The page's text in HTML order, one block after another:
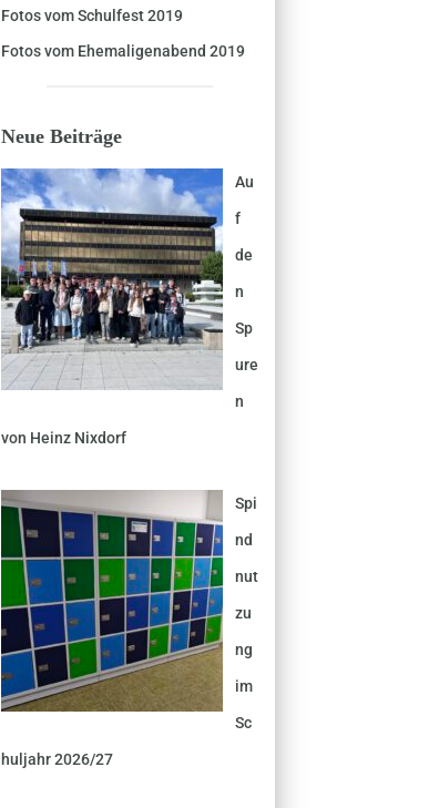
Fotos vom Schulfest 2019
Fotos vom Ehemaligenabend 2019
Neue Beiträge
Au
f
de
n
Sp
ure
n
von Heinz Nixdorf
Spi
nd
nut
zu
ng
im
Sc
huljahr 2026/27